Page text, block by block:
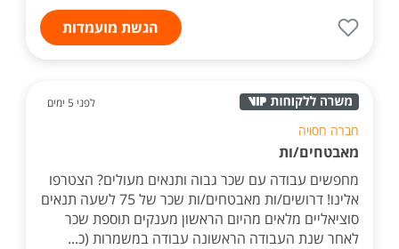
הגשת מועמדות
לפני 5 ימים
חברה חסויה
מאבטחים/ות
מחפשים עבודה עם שכר גבוה ותנאים מעולים? הצטרפו
אלינו! דרושים/ות מאבטחים/ות שכר של 75 לשעה תנאים
סוציאליים מלאים מהיום הראשון מענקים תוספת שכר
לאחר שנת העבודה הראשונה עבודה במשמרות (כ...